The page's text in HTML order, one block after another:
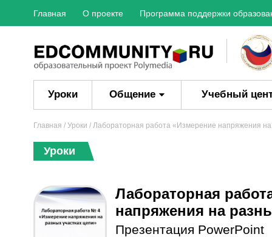
Главная О проекте Программа поддержки
Уроки Общение Учебный
Главная / Уроки / Лабораторная работа «Измерение напряжения на
Уроки
Лабораторная
напряжения на
Презентация PowerPoint